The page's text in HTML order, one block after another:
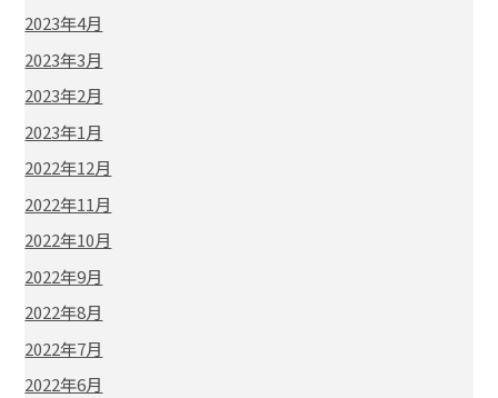
2023年4月
2023年3月
2023年2月
2023年1月
2022年12月
2022年11月
2022年10月
2022年9月
2022年8月
2022年7月
2022年6月